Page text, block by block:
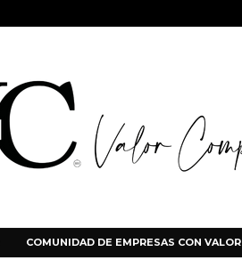
COMUNIDAD DE EMPRESAS CON VALOR